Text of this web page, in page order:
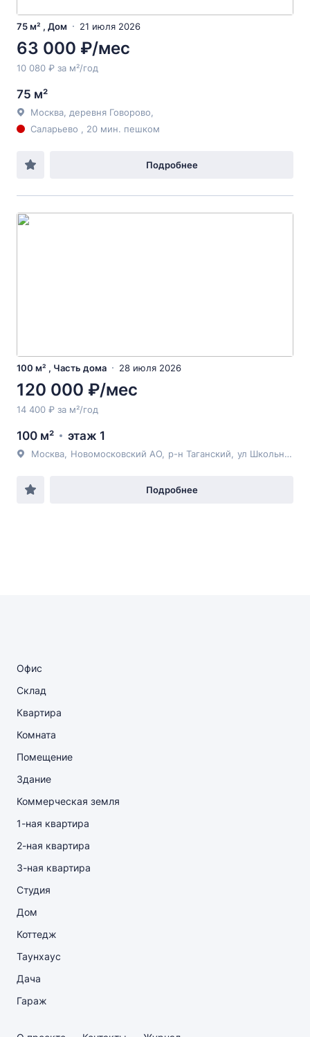
75 м² , Дом 21 июля 2026
63 000 ₽/мес
10 080 ₽ за м²/год
75 м²
Москва, деревня Говорово,
Саларьево , 20 мин. пешком
Подробнее
100 м² , Часть дома 28 июля 2026
120 000 ₽/мес
14 400 ₽ за м²/год
100 м² этаж 1
Москва Новомосковский АО р-н Таганский ул Школьная
Подробнее
Офис
Склад
Квартира
Комната
Помещение
Здание
Коммерческая земля
1-ная квартира
2-ная квартира
3-ная квартира
Студия
Дом
Коттедж
Таунхаус
Дача
Гараж